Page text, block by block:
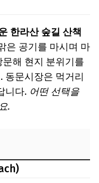
한라산 숲길 산책
은 공기를 마시며 마
문해 현지 분위기를
동문시장은 먹거리
니다. 어떤 선택을
.